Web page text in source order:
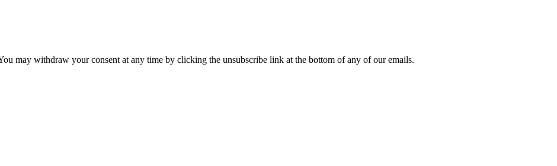
may withdraw your consent at any time by clicking the unsubscribe link at the bottom of any of our emails.